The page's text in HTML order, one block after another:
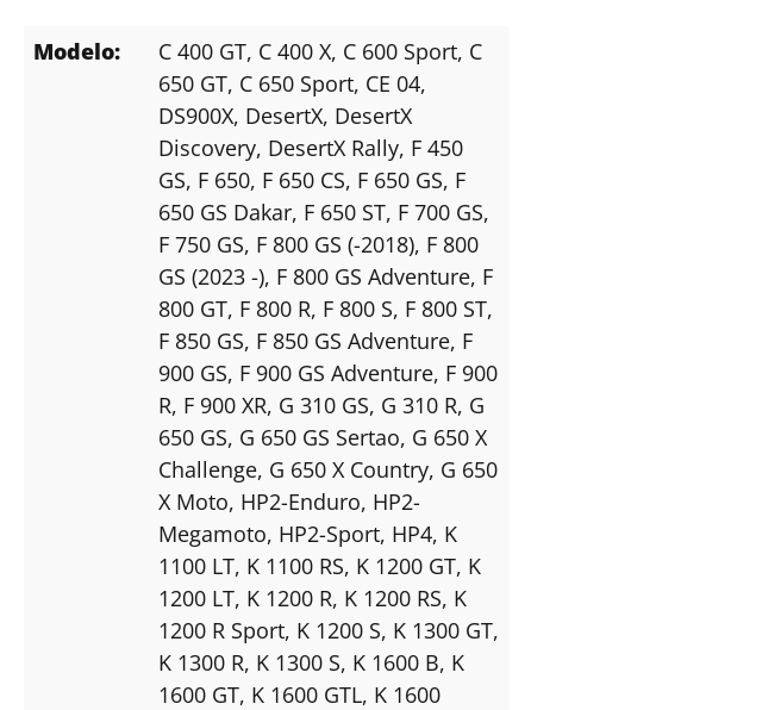
Modelo: C 400 GT, C 400 X, C 600 Sport, C
650 GT, C 650 Sport, CE 04,
DS900X, DesertX, DesertX
Discovery, DesertX Rally, F 450
GS, F 650, F 650 CS, F 650 GS, F
650 GS Dakar, F 650 ST, F 700 GS,
F 750 GS, F 800 GS (-2018), F 800
GS (2023 -), F 800 GS Adventure, F
800 GT, F 800 R, F 800 S, F 800 ST,
F 850 GS, F 850 GS Adventure, F
900 GS, F 900 GS Adventure, F 900
R, F 900 XR, G 310 GS, G 310 R, G
650 GS, G 650 GS Sertao, G 650 X
Challenge, G 650 X Country, G 650
X Moto, HP2-Enduro, HP2-
Megamoto, HP2-Sport, HP4, K
1100 LT, K 1100 RS, K 1200 GT, K
1200 LT, K 1200 R, K 1200 RS, K
1200 R Sport, K 1200 S, K 1300 GT,
K 1300 R, K 1300 S, K 1600 B, K
1600 GT, K 1600 GTL, K 1600